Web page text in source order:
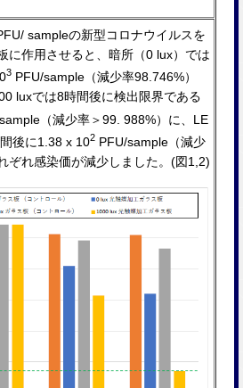
sampleの新型コロナウイルスを
に作⽤させると、暗所（0 lux）では
3 PFU/sample（減少率98.746%）
luxでは8時間後に検出限界である
（減少率＞99. 988%）に、LE
後に1.38 x 102 PFU/sample（減少
ぞれ感染価が減少しました。(図1,2)